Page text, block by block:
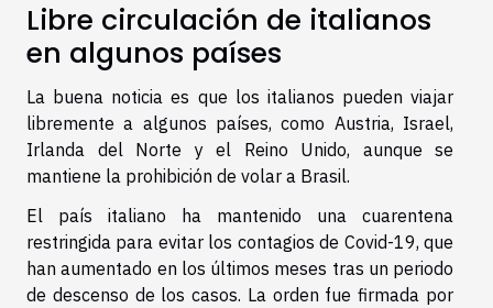
Libre circulación de italianos
en algunos países
La buena noticia es que los italianos pueden viajar
libremente a algunos países, como Austria, Israel,
Irlanda del Norte y el Reino Unido, aunque se
mantiene la prohibición de volar a Brasil.
El país italiano ha mantenido una cuarentena
restringida para evitar los contagios de Covid-19, que
han aumentado en los últimos meses tras un periodo
de descenso de los casos. La orden fue firmada por